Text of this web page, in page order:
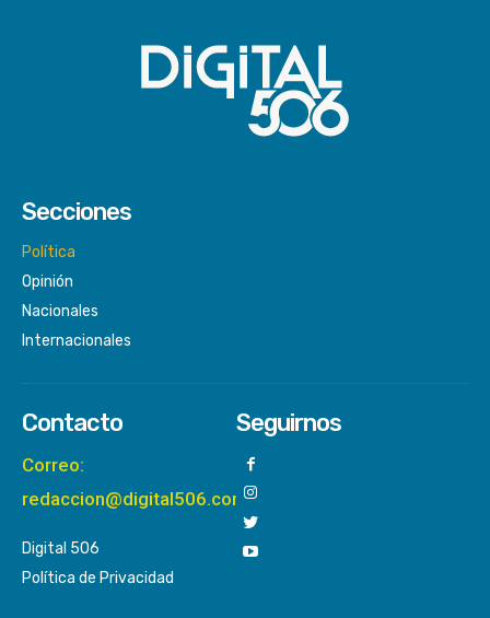
Secciones
Política
Opinión
Nacionales
Internacionales
Contacto
Correo:
redaccion@digital506.com
Digital 506
Política de Privacidad
Seguirnos